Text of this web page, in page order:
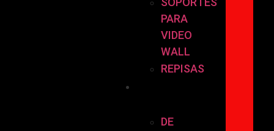
PARA
VIDEO
WALL
REPISAS
DE